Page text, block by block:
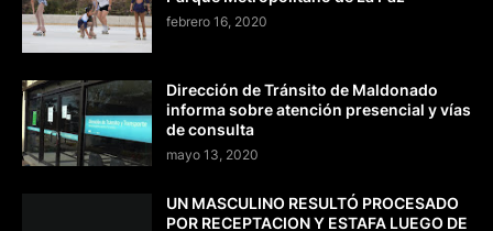
febrero 16, 2020
Dirección de Tránsito de Maldonado
informa sobre atención presencial y vías
de consulta
mayo 13, 2020
UN MASCULINO RESULTÓ PROCESADO
POR RECEPTACION Y ESTAFA LUEGO DE